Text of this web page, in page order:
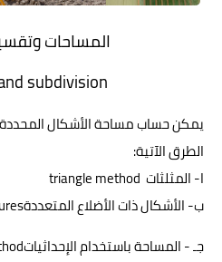
المساحات
subdivision
يمكن حساب مساحة الأشكال
الطرق الآتية:
ا- المثلثات triangle method
ب- الأشكال ذات الأضلاع المتعددة
جـ - المساحة باستخدام الإحداثيات